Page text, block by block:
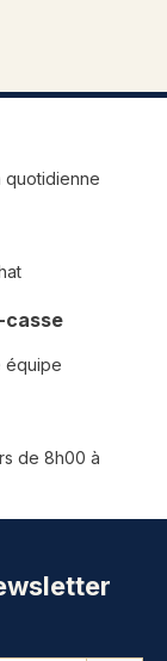
quotidienne
casse
équipe
de 8h00 à